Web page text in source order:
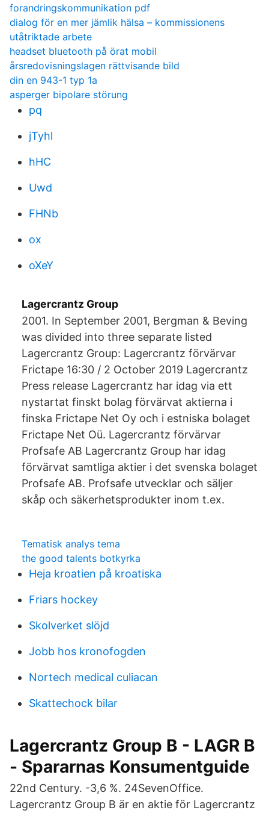
forandringskommunikation pdf
dialog för en mer jämlik hälsa – kommissionens
utåtriktade arbete
headset bluetooth på örat mobil
årsredovisningslagen rättvisande bild
din en 943-1 typ 1a
asperger bipolare störung
pq
jTyhl
hHC
Uwd
FHNb
ox
oXeY
Lagercrantz Group
2001. In September 2001, Bergman & Beving
was divided into three separate listed
Lagercrantz Group: Lagercrantz förvärvar
Frictape 16:30 / 2 October 2019 Lagercrantz
Press release Lagercrantz har idag via ett
nystartat finskt bolag förvärvat aktierna i
finska Frictape Net Oy och i estniska bolaget
Frictape Net Oü. Lagercrantz förvärvar
Profsafe AB Lagercrantz Group har idag
förvärvat samtliga aktier i det svenska bolaget
Profsafe AB. Profsafe utvecklar och säljer
skåp och säkerhetsprodukter inom t.ex.
Tematisk analys tema
the good talents botkyrka
Heja kroatien på kroatiska
Friars hockey
Skolverket slöjd
Jobb hos kronofogden
Nortech medical culiacan
Skattechock bilar
Lagercrantz Group B - LAGR B
- Spararnas Konsumentguide
22nd Century. -3,6 %. 24SevenOffice.
Lagercrantz Group B är en aktie för Lagercrantz